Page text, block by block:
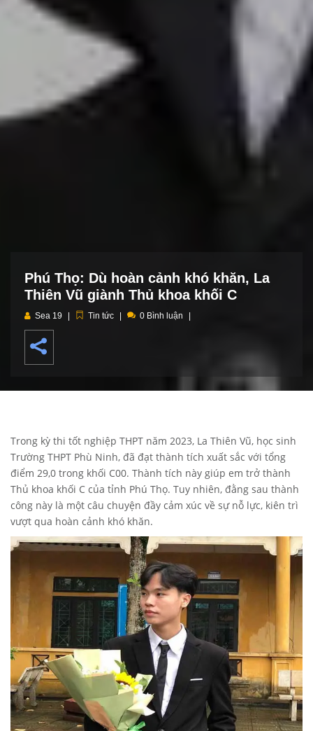
Phú Thọ: Dù hoàn cảnh khó khăn, La
Thiên Vũ giành Thủ khoa khối C
Sea 19 Tin tức 0 Bình luận
Trong kỳ thi tốt nghiệp THPT năm 2023, La Thiên Vũ, học sinh
Trường THPT Phù Ninh, đã đạt thành tích xuất sắc với tổng
điểm 29,0 trong khối C00. Thành tích này giúp em trở thành
Thủ khoa khối C của tỉnh Phú Thọ. Tuy nhiên, đằng sau thành
công này là một câu chuyện đầy cảm xúc về sự nỗ lực, kiên trì
vượt qua hoàn cảnh khó khăn.